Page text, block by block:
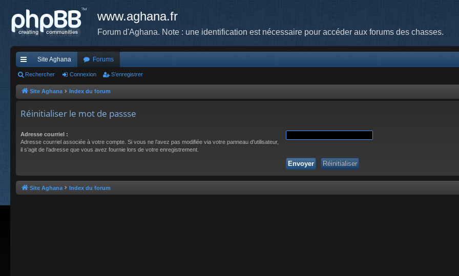
www.aghana.fr
Forum d'Aghana. Note : une identification est nécessaire pour accéder aux forums des chasses.
cc
ès
de
Site Aghana Forums
Rechercher Connexion S’enregistrer
Site Aghana Index du forum
Réinitialiser le mot de passse
Adresse courriel :
Adresse courriel associée à votre compte. Si vous ne l’avez pas modifiée via votre panneau d’utilisateur,
il s’agit de l’adresse que vous avez fournie lors de votre enregistrement.
Site Aghana Index du forum